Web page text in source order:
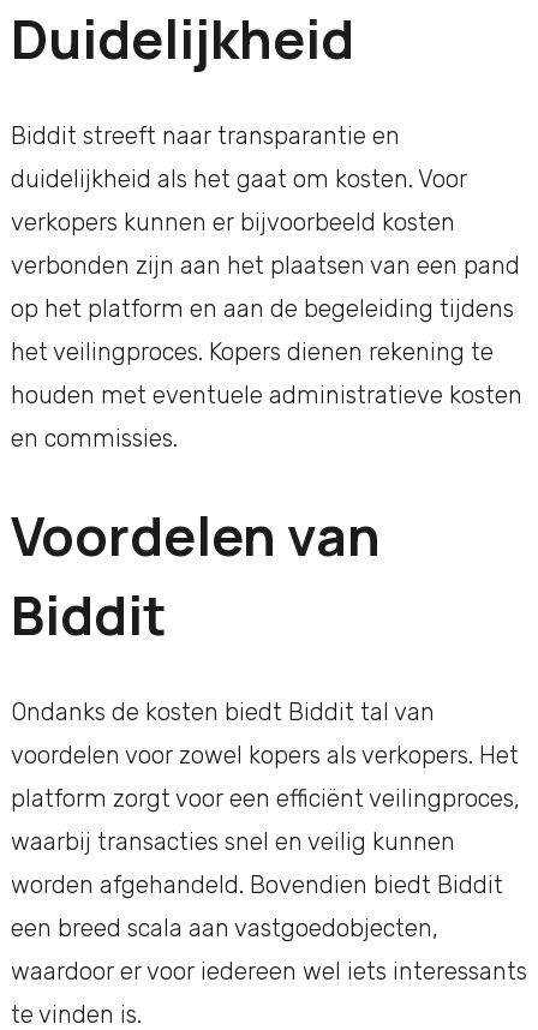
Duidelijkheid
Biddit streeft naar transparantie en
duidelijkheid als het gaat om kosten. Voor
verkopers kunnen er bijvoorbeeld kosten
verbonden zijn aan het plaatsen van een pand
op het platform en aan de begeleiding tijdens
het veilingproces. Kopers dienen rekening te
houden met eventuele administratieve kosten
en commissies.
Voordelen van
Biddit
Ondanks de kosten biedt Biddit tal van
voordelen voor zowel kopers als verkopers. Het
platform zorgt voor een efficiënt veilingproces,
waarbij transacties snel en veilig kunnen
worden afgehandeld. Bovendien biedt Biddit
een breed scala aan vastgoedobjecten,
waardoor er voor iedereen wel iets interessants
te vinden is.